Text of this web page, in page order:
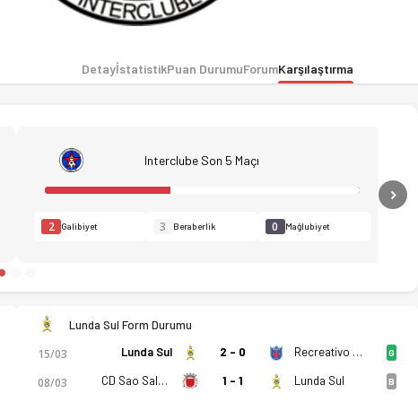
puan durumu ve iddaa oranları Ofsayt'ta.
DetayİstatistikPuan DurumuForumKarşılaştırma
Interclube Son 5 Maçı
2 Galibiyet 3 Beraberlik 0 Mağlubiyet
Lunda Sul Form Durumu
15/03 Lunda Sul 2 - 0 Recreativo Do Libolo G
08/03 CD Sao Salvador 1 - 1 Lunda Sul B